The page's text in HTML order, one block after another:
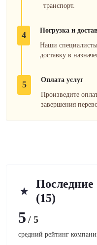
транспорт.
4
Погрузка и
Наши
доставку в
5
Оплата услуг
Произведите
завершения
(15)
5 / 5
средний рейтинг